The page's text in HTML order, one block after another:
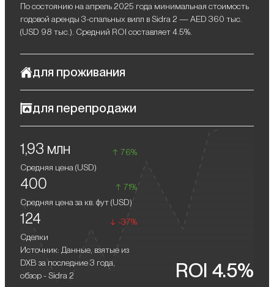
1,93 млн
76%
Средняя цена (USD)
400
71%
Средняя цена за кв. фут (USD)
124
-37%
Сделки
Источник: Данные, взятые из
DXB за последние 3 года,
обзор - Sidra 2
ROI 4.5%
По состоянию на апрель 2025 года минимальная стоимость
годовой аренды 3-спальных вилл в Sidra 2 — AED 360 тыс.
(USD 98 тыс.). Средний ROI составляет 4.5%.
для проживания
премиальный стиль жизни, в котором сочетаются
активность. Проект предлагает жителям спокойствие
загородной жизни и, одновременно, все преимущества
динамичного мегаполиса — создавая тем самым идеальные
условия для семейной жизни, работы и отдыха.
для перепродажи
Стабильный рост цен на недвижимость в Dubai Hills Estate
гарантирует солидную прибыль при перепродаже виллы в
Sidra 2.